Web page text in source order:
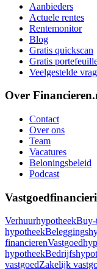
Aanbieders
Actuele rentes
Rentemonitor
Blog
Gratis quickscan
Gratis
Veelgestelde
Over
Contact
Over ons
Team
Vacatures
Beloningsbeleid
Podcast
VerhuurhypotheekBuy-
hypotheek
financieren
hypotheek
vastgoedZakelijk